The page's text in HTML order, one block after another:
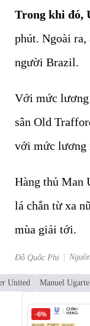
Trong khi đó,
phút. Ngoài ra,
người Brazil.
Với mức lương
sân Old
với mức lương
Hàng thủ Man
lá chắn từ xa
mùa giải tới.
Đỗ Quốc Phi
United Manuel Ugarte
-6%